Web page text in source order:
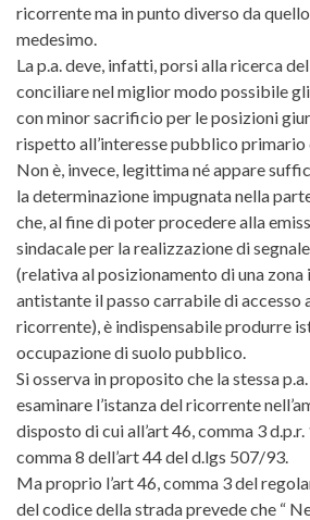
ricorrente ma in punto diverso da
medesimo.
La p.a. deve, infatti, porsi alla ricerca
conciliare nel miglior modo possibile
con minor sacrificio per le posizioni
rispetto all’interesse pubblico primario
Non è, invece, legittima né appare
la determinazione impugnata nella
che, al fine di poter procedere alla
sindacale per la realizzazione di
(relativa al posizionamento di una
antistante il passo carrabile di accesso
ricorrente), è indispensabile produrre
occupazione di suolo pubblico.
Si osserva in proposito che la stessa
esaminare l’istanza del ricorrente
disposto di cui all’art 46, comma 3
comma 8 dell’art 44 del d.lgs 507/93.
Ma proprio l’art 46, comma 3 del
del codice della strada prevede che “